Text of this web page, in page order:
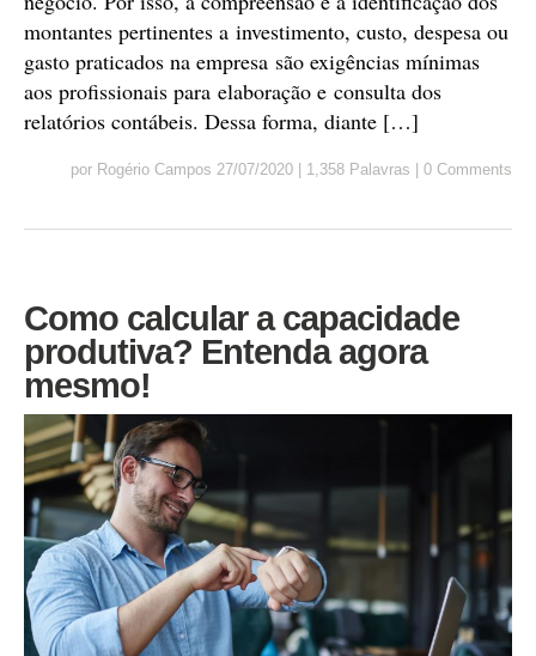
montantes pertinentes a investimento, custo, despesa ou
gasto praticados na empresa são exigências mínimas
aos profissionais para elaboração e consulta dos
relatórios contábeis. Dessa forma, diante […]
por Rogério Campos 27/07/2020 1,358 Palavras 0 Comments
Como calcular a capacidade
produtiva? Entenda agora
mesmo!